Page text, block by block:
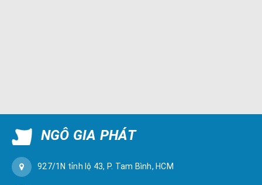
NGÔ GIA PHÁT
927/1N tỉnh lộ 43, P. Tam Bình, HCM